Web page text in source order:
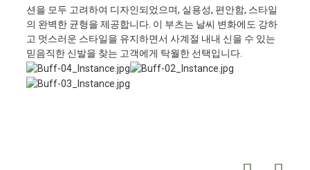
션을 모두 고려하여 디자인되었으며, 실용성, 편안함, 스타일
의 완벽한 균형을 제공합니다. 이 부츠는 날씨 변화에도 강하
고 멋스러운 스타일을 유지하면서 사계절 내내 신을 수 있는
믿음직한 신발을 찾는 고객에게 탁월한 선택입니다.